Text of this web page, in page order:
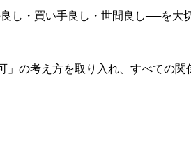
し・買い手良し・世間良し──を大
の考え方を取り入れ、すべての